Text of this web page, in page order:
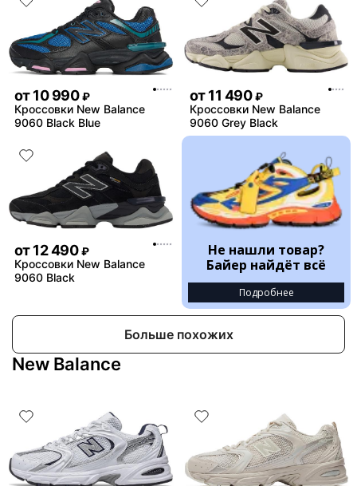
от10 990 ₽
Кроссовки New Balance
9060 Black Blue
от11 490 ₽
Кроссовки New Balance
9060 Grey Black
от12 490 ₽
Кроссовки New Balance
9060 Black
Не нашли товар?
Байер найдёт всё
Подробнее
Больше похожих
New Balance